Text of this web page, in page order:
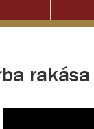
rakása